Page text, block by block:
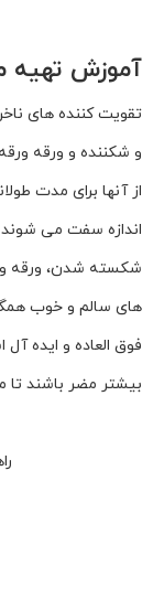
آموزش تهیه
تقویت کننده هاى
و شکننده و ورقه
اندازه سفت مى
شکسته شدن، ورقه
هاى سالم و خوب
فوق العاده و ایده
بیشتر مضر باشند تا